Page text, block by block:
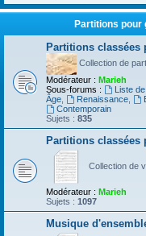
Partitions pour
Partitions classées
Collection de
Modérateur : Marieh
Sous-forums :
Liste
Âge
Renaissance,
Contemporain
Sujets : 835
Partitions classées
Collection de
Modérateur : Marieh
Sujets : 1097
Musique